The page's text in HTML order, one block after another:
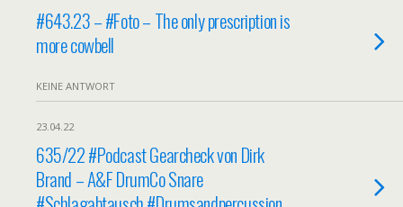
#643.23 – #Foto – The only prescription is
more cowbell
KEINE ANTWORT
23.04.22
635/22 #Podcast Gearcheck von Dirk
Brand – A&F DrumCo Snare